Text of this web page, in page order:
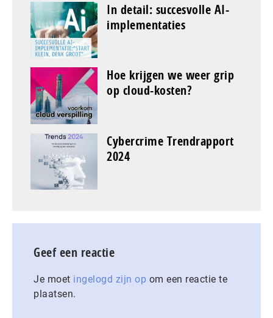
In detail: succesvolle AI-
implementaties
Hoe krijgen we weer grip
op cloud-kosten?
Cybercrime Trendrapport
2024
Geef een reactie
Je moet ingelogd zijn op om een reactie te
plaatsen.